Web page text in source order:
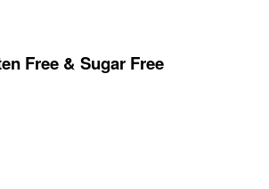
Free & Sugar Free